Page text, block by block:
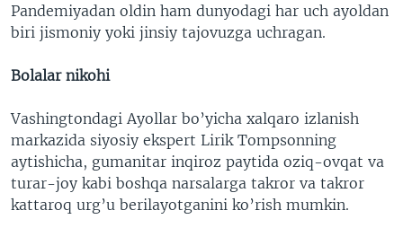
Pandemiyadan oldin ham dunyodagi har uch ayoldan
biri jismoniy yoki jinsiy tajovuzga uchragan.
Bolalar nikohi
Vashingtondagi Ayollar bo’yicha xalqaro izlanish
markazida siyosiy ekspert Lirik Tompsonning
aytishicha, gumanitar inqiroz paytida oziq-ovqat va
turar-joy kabi boshqa narsalarga takror va takror
kattaroq urg’u berilayotganini ko’rish mumkin.